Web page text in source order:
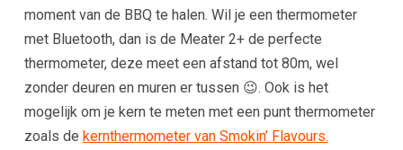
moment van de BBQ te halen. Wil je een thermometer
met Bluetooth, dan is de Meater 2+ de perfecte
thermometer, deze meet een afstand tot 80m, wel
zonder deuren en muren er tussen 😉. Ook is het
mogelijk om je kern te meten met een punt thermometer
zoals de kernthermometer van Smokin’ Flavours.